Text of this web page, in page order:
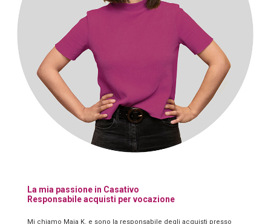
La mia passione in Casativo
Responsabile acquisti per vocazione
Mi chiamo Maja K. e sono la responsabile degli acquisti presso